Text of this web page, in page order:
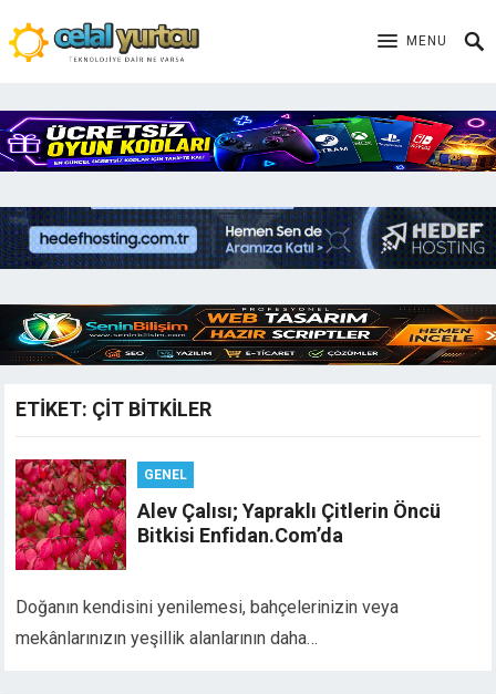
MENU
ETIKET: ÇIT BITKILER
GENEL
Alev Çalısı; Yapraklı Çitlerin Öncü
Bitkisi Enfidan.Com’da
Doğanın kendisini yenilemesi, bahçelerinizin veya
mekânlarınızın yeşillik alanlarının daha…